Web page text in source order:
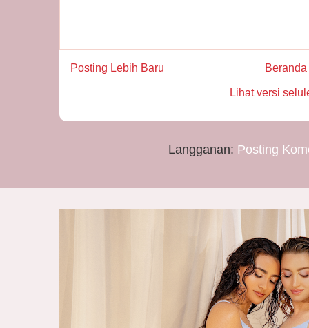
Posting Lebih Baru Beranda
Lihat versi
Langganan: Posting